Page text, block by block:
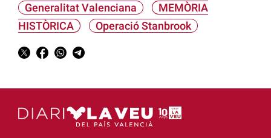
Generalitat Valenciana
MEMÒRIA
HISTÒRICA
Operació Stanbrook